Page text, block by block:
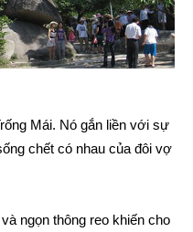
Mái. Nó gắn liền với sự
chết có nhau của đôi vợ
ngọn thông reo khiến cho